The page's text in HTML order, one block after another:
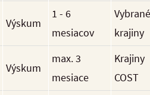
Výskum
1 - 6
mesiacov
Vybrané
krajiny
Výskum
max. 3
mesiace
Krajiny
COST